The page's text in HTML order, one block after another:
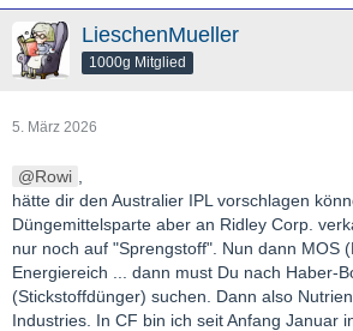
Gruß,
GL
LieschenMueller
1000g Mitglied
5. März 2026
Rowi
hätte dir den Australier IPL vorschlagen
Düngemittelsparte aber an Ridley Corp.
nur noch auf "Sprengstoff". Nun dann MOS
Energiereich ... dann must Du nach Haber-
(Stickstoffdünger) suchen. Dann also
Industries. In CF bin ich seit Anfang Januar